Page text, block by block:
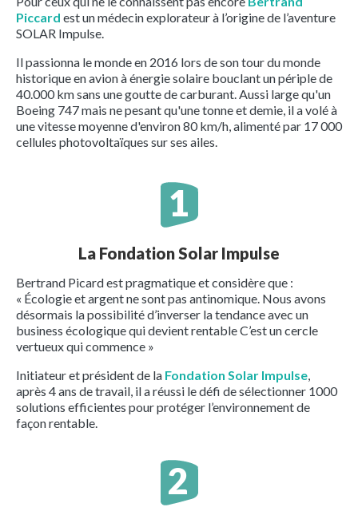
Piccard est un médecin explorateur à l’origine de l’aventure
SOLAR Impulse.
Il passionna le monde en 2016 lors de son tour du monde
historique en avion à énergie solaire bouclant un périple de
40.000 km sans une goutte de carburant. Aussi large qu'un
Boeing 747 mais ne pesant qu'une tonne et demie, il a volé à
une vitesse moyenne d'environ 80 km/h, alimenté par 17 000
cellules photovoltaïques sur ses ailes.
La Fondation Solar Impulse
Bertrand Picard est pragmatique et considère que :
« Écologie et argent ne sont pas antinomique. Nous avons
désormais la possibilité d’inverser la tendance avec un
business écologique qui devient rentable C’est un cercle
vertueux qui commence »
Initiateur et président de la Fondation Solar Impulse
après 4 ans de travail, il a réussi le défi de sélectionner 1000
solutions efficientes pour protéger l’environnement de
façon rentable.